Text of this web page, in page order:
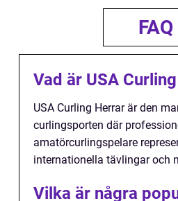
FAQ
Vad är USA
USA Curling Herrar är den
curlingsporten där
amatörcurlingspelare
internationella tävlingar och
Vilka är några